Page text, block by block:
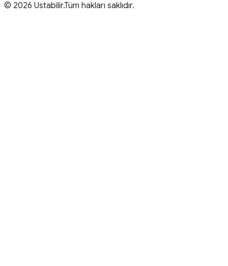
© 2026 Ustabilir.Tüm hakları saklıdır.